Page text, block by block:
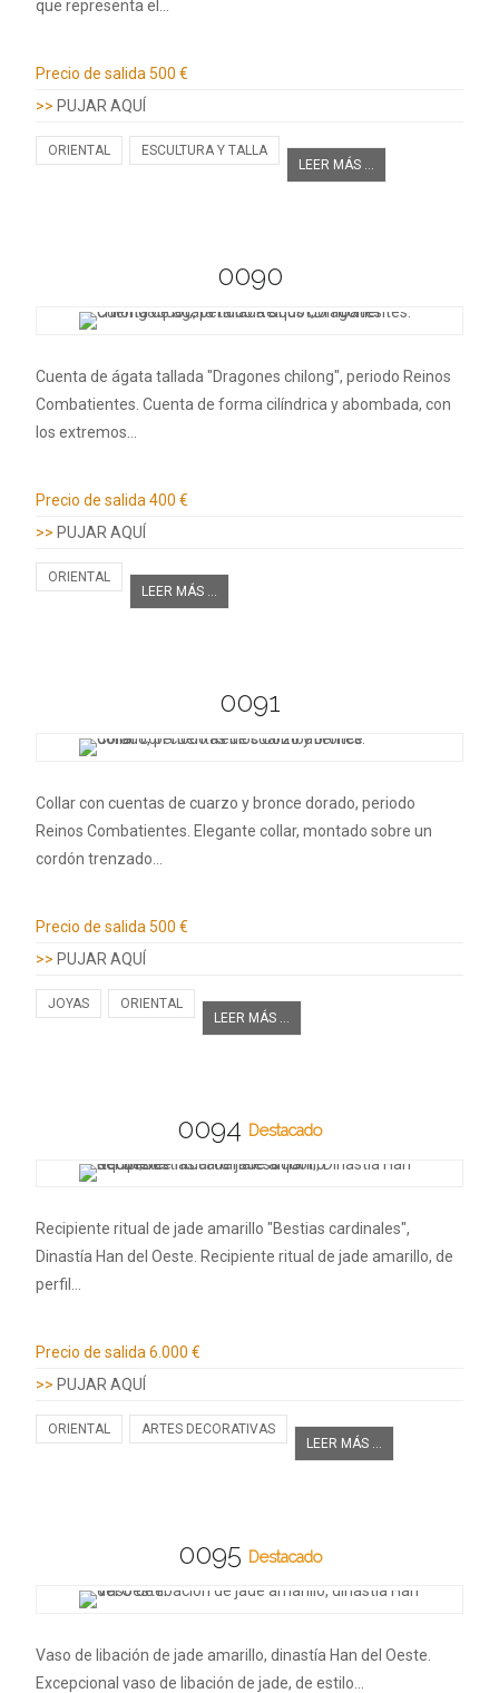
que representa el…
Precio de salida 500 €
>> PUJAR AQUÍ
ORIENTAL
ESCULTURA Y TALLA
LEER MÁS ...
0090
Cuenta de ágata tallada "Dragones chilong", periodo Reinos
Combatientes. Cuenta de forma cilíndrica y abombada, con
los extremos…
Precio de salida 400 €
>> PUJAR AQUÍ
ORIENTAL
LEER MÁS ...
0091
Collar con cuentas de cuarzo y bronce dorado, periodo
Reinos Combatientes. Elegante collar, montado sobre un
cordón trenzado…
Precio de salida 500 €
>> PUJAR AQUÍ
JOYAS
ORIENTAL
LEER MÁS ...
0094 Destacado
Recipiente ritual de jade amarillo "Bestias cardinales",
Dinastía Han del Oeste. Recipiente ritual de jade amarillo, de
perfil…
Precio de salida6.000 €
>> PUJAR AQUÍ
ORIENTAL
ARTES DECORATIVAS
LEER MÁS ...
0095 Destacado
Vaso de libación de jade amarillo, dinastía Han del Oeste.
Excepcional vaso de libación de jade, de estilo…